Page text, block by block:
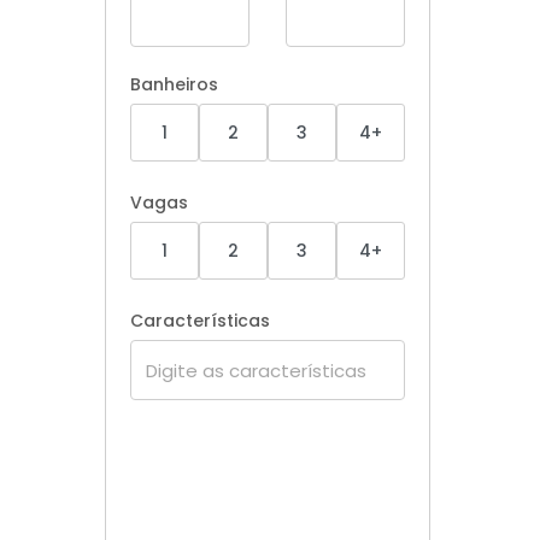
Banheiros
1
2 3 4+
Vagas
1
2 3 4+
Características